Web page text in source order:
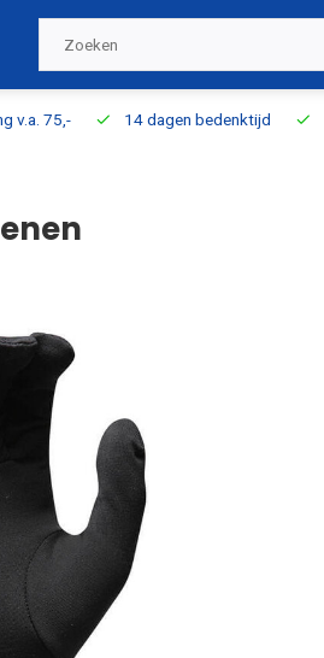
v.a. 75,- 14 dagen bedenktijd